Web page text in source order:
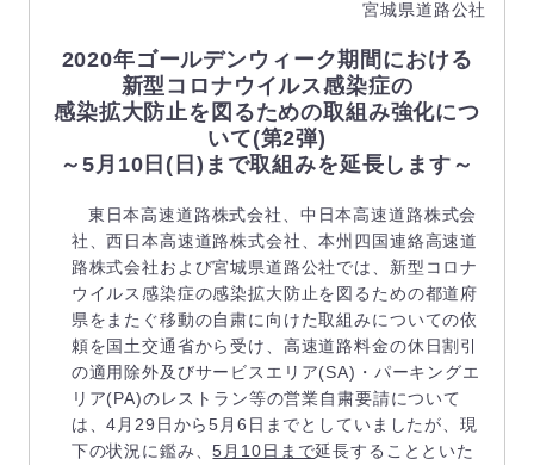
宮城県道路公社
2020年ゴールデンウィーク期間における
新型コロナウイルス感染症の
感染拡大防止を図るための取組み強化につ
いて(第2弾)
～5月10日(日)まで取組みを延長します～
東日本高速道路株式会社、中日本高速道路株式会
社、西日本高速道路株式会社、本州四国連絡高速道
路株式会社および宮城県道路公社では、新型コロナ
ウイルス感染症の感染拡大防止を図るための都道府
県をまたぐ移動の自粛に向けた取組みについての依
頼を国土交通省から受け、高速道路料金の休日割引
の適用除外及びサービスエリア(SA)・パーキングエ
リア(PA)のレストラン等の営業自粛要請について
は、4月29日から5月6日までとしていましたが、現
下の状況に鑑み、5月10日まで延長することといた